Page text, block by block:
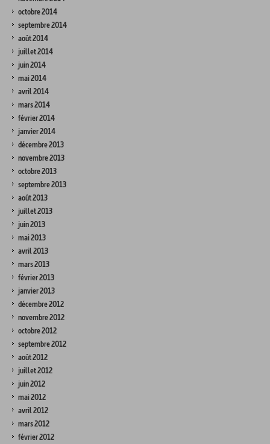
octobre 2014
septembre 2014
août 2014
juillet 2014
juin 2014
mai 2014
avril 2014
mars 2014
février 2014
janvier 2014
décembre 2013
novembre 2013
octobre 2013
septembre 2013
août 2013
juillet 2013
juin 2013
mai 2013
avril 2013
mars 2013
février 2013
janvier 2013
décembre 2012
novembre 2012
octobre 2012
septembre 2012
août 2012
juillet 2012
juin 2012
mai 2012
avril 2012
mars 2012
février 2012